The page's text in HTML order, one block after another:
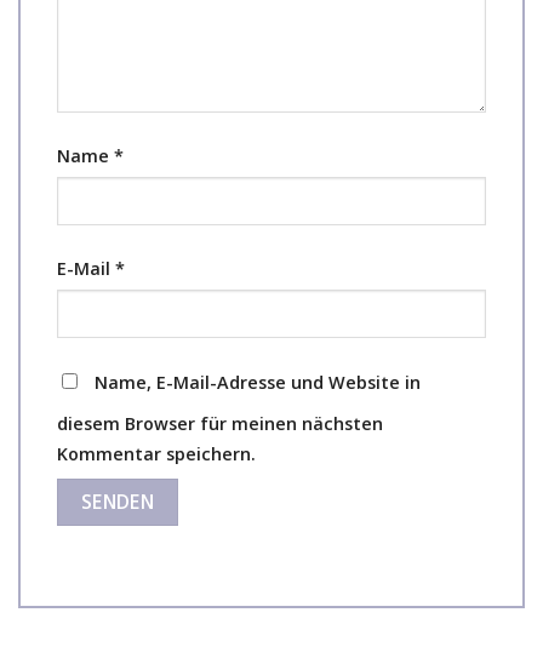
Name *
E-Mail *
Name, E-Mail-Adresse und Website in
diesem Browser für meinen nächsten
Kommentar speichern.